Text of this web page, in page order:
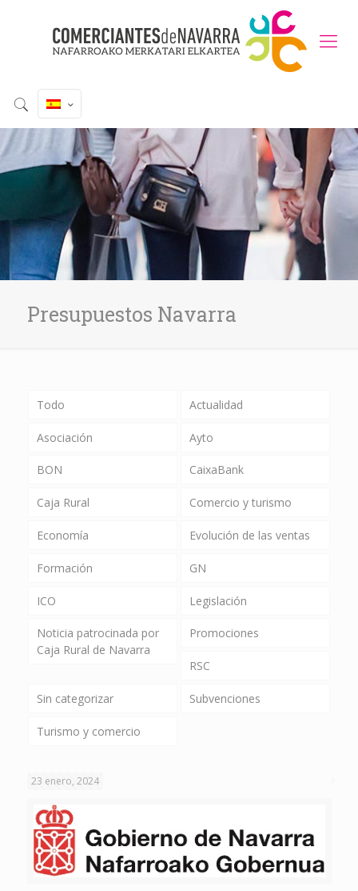
Presupuestos Navarra
Todo Actualidad
Asociación Ayto
BON CaixaBank
Caja Rural Comercio y turismo
Economía Evolución de las ventas
Formación GN
ICO Legislación
Noticia patrocinada por
Caja Rural de Navarra
Promociones
RSC
Sin categorizar Subvenciones
Turismo y comercio
23 enero, 2024